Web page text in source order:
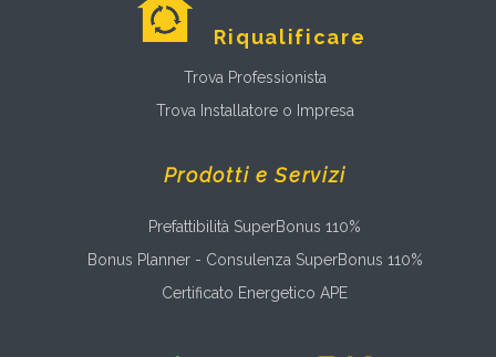
Riqualificare
Trova Professionista
Trova Installatore o Impresa
Prodotti e Servizi
Prefattibilità SuperBonus 110%
Bonus Planner - Consulenza SuperBonus 110%
Certificato Energetico APE